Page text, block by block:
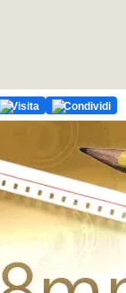
Visita Condividi